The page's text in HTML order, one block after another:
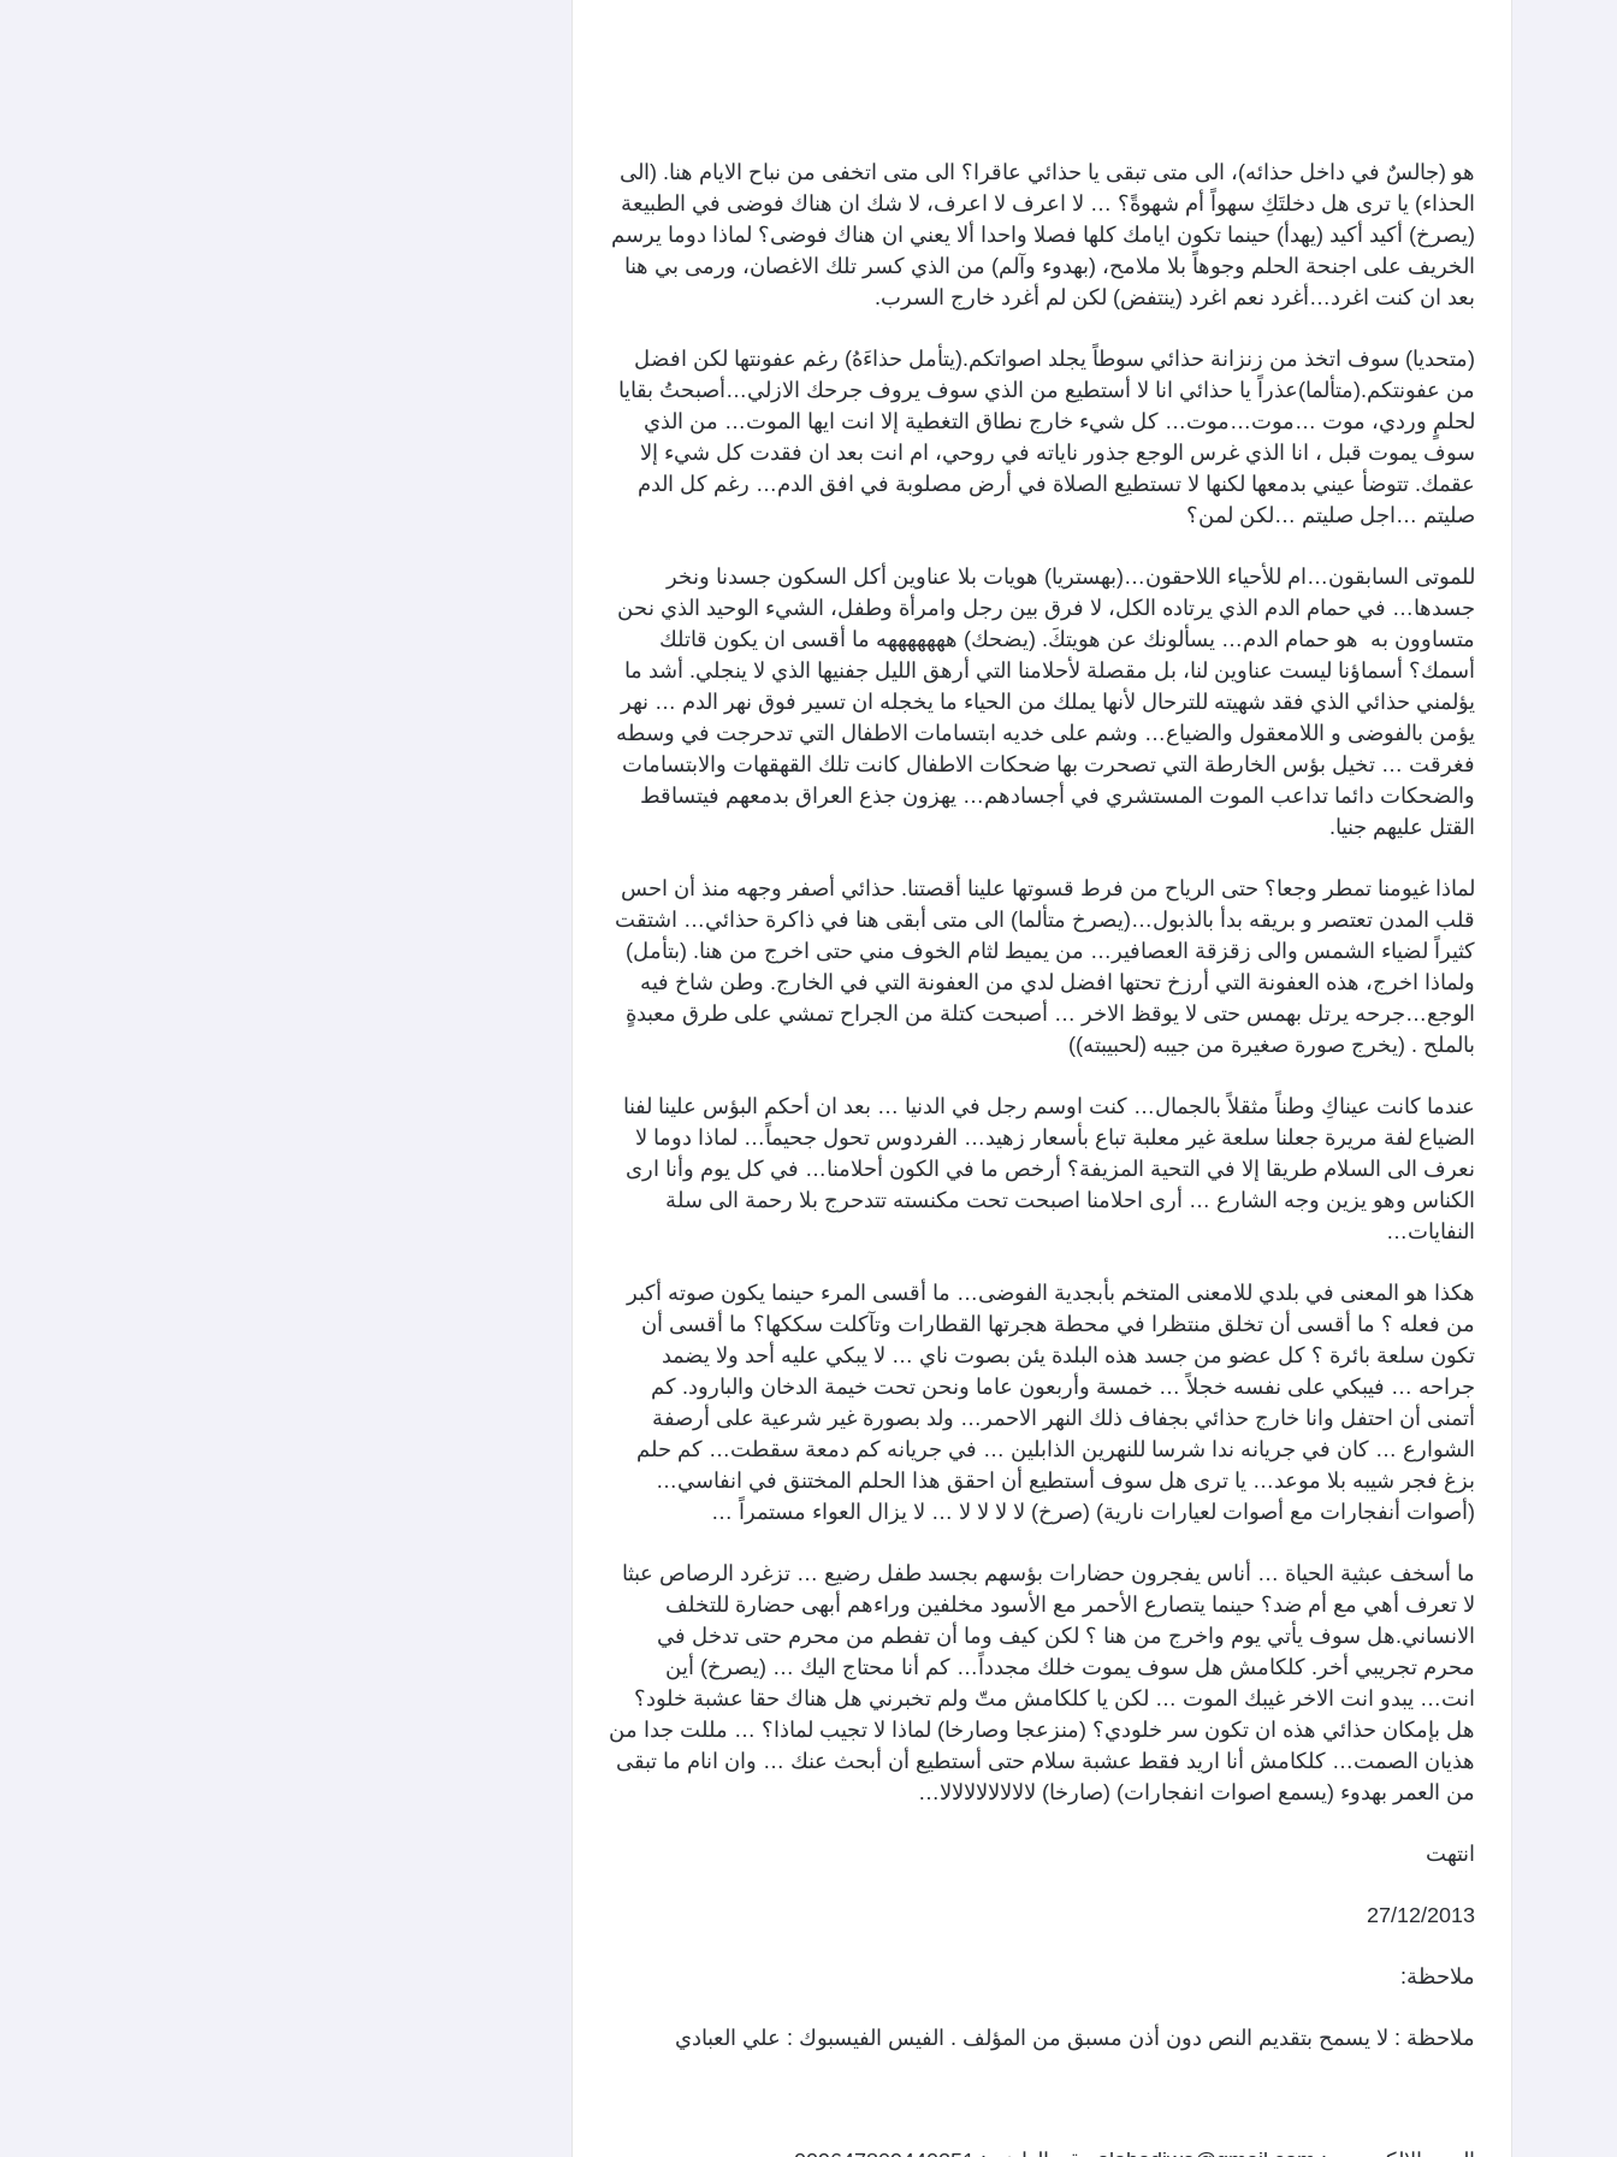
هو (جالسٌ في داخل حذائه)، الى متى تبقى يا حذائي عاقرا؟ الى متى اتخفى من نباح الايام هنا. (الى
الحذاء) يا ترى هل دخلتَكِ سهواً أم شهوةً؟ … لا اعرف لا اعرف، لا شك ان هناك فوضى في الطبيعة
(يصرخ) أكيد أكيد (يهدأ) حينما تكون ايامك كلها فصلا واحدا ألا يعني ان هناك فوضى؟ لماذا دوما يرسم
الخريف على اجنحة الحلم وجوهاً بلا ملامح، (بهدوء وآلم) من الذي كسر تلك الاغصان، ورمى بي هنا
بعد ان كنت اغرد…أغرد نعم اغرد (ينتفض) لكن لم أغرد خارج السرب.
(متحديا) سوف اتخذ من زنزانة حذائي سوطاً يجلد اصواتكم.(يتأمل حذاءَهُ) رغم عفونتها لكن افضل
من عفونتكم.(متألما)عذراً يا حذائي انا لا أستطيع من الذي سوف يروف جرحك الازلي…أصبحتُ بقايا
لحلمٍ وردي، موت …موت…موت… كل شيء خارج نطاق التغطية إلا انت ايها الموت… من الذي
سوف يموت قبل ، انا الذي غرس الوجع جذور ناياته في روحي، ام انت بعد ان فقدت كل شيء إلا
عقمك. تتوضأ عيني بدمعها لكنها لا تستطيع الصلاة في أرض مصلوبة في افق الدم… رغم كل الدم
صليتم …اجل صليتم …لكن لمن؟
للموتى السابقون…ام للأحياء اللاحقون…(بهستريا) هويات بلا عناوين أكل السكون جسدنا ونخر
جسدها… في حمام الدم الذي يرتاده الكل، لا فرق بين رجل وامرأة وطفل، الشيء الوحيد الذي نحن
متساوون به هو حمام الدم… يسألونك عن هويتكَ. (يضحك) هههههههه ما أقسى ان يكون قاتلك
أسمك؟ أسماؤنا ليست عناوين لنا، بل مقصلة لأحلامنا التي أرهق الليل جفنيها الذي لا ينجلي. أشد ما
يؤلمني حذائي الذي فقد شهيته للترحال لأنها يملك من الحياء ما يخجله ان تسير فوق نهر الدم … نهر
يؤمن بالفوضى و اللامعقول والضياع… وشم على خديه ابتسامات الاطفال التي تدحرجت في وسطه
فغرقت … تخيل بؤس الخارطة التي تصحرت بها ضحكات الاطفال كانت تلك القهقهات والابتسامات
والضحكات دائما تداعب الموت المستشري في أجسادهم… يهزون جذع العراق بدمعهم فيتساقط
القتل عليهم جنيا.
لماذا غيومنا تمطر وجعا؟ حتى الرياح من فرط قسوتها علينا أقصتنا. حذائي أصفر وجهه منذ أن احس
قلب المدن تعتصر و بريقه بدأ بالذبول…(يصرخ متألما) الى متى أبقى هنا في ذاكرة حذائي… اشتقت
كثيراً لضياء الشمس والى زقزقة العصافير… من يميط لثام الخوف مني حتى اخرج من هنا. (بتأمل)
ولماذا اخرج، هذه العفونة التي أرزخ تحتها افضل لدي من العفونة التي في الخارج. وطن شاخ فيه
الوجع…جرحه يرتل بهمس حتى لا يوقظ الاخر … أصبحت كتلة من الجراح تمشي على طرق معبدةٍ
بالملح . (يخرج صورة صغيرة من جيبه (لحبيبته))
عندما كانت عيناكِ وطناً مثقلاً بالجمال… كنت اوسم رجل في الدنيا … بعد ان أحكم البؤس علينا لفنا
الضياع لفة مريرة جعلنا سلعة غير معلبة تباع بأسعار زهيد… الفردوس تحول جحيماً… لماذا دوما لا
نعرف الى السلام طريقا إلا في التحية المزيفة؟ أرخص ما في الكون أحلامنا… في كل يوم وأنا ارى
الكناس وهو يزين وجه الشارع … أرى احلامنا اصبحت تحت مكنسته تتدحرج بلا رحمة الى سلة
النفايات…
هكذا هو المعنى في بلدي للامعنى المتخم بأبجدية الفوضى… ما أقسى المرء حينما يكون صوته أكبر
من فعله ؟ ما أقسى أن تخلق منتظرا في محطة هجرتها القطارات وتآكلت سككها؟ ما أقسى أن
تكون سلعة بائرة ؟ كل عضو من جسد هذه البلدة يئن بصوت ناي … لا يبكي عليه أحد ولا يضمد
جراحه … فيبكي على نفسه خجلاً … خمسة وأربعون عاما ونحن تحت خيمة الدخان والبارود. كم
أتمنى أن احتفل وانا خارج حذائي بجفاف ذلك النهر الاحمر… ولد بصورة غير شرعية على أرصفة
الشوارع … كان في جريانه ندا شرسا للنهرين الذابلين … في جريانه كم دمعة سقطت… كم حلم
بزغ فجر شيبه بلا موعد… يا ترى هل سوف أستطيع أن احقق هذا الحلم المختنق في انفاسي…
(أصوات أنفجارات مع أصوات لعيارات نارية) (صرخ) لا لا لا لا … لا يزال العواء مستمراً …
ما أسخف عبثية الحياة … أناس يفجرون حضارات بؤسهم بجسد طفل رضيع … تزغرد الرصاص عبثا
لا تعرف أهي مع أم ضد؟ حينما يتصارع الأحمر مع الأسود مخلفين وراءهم أبهى حضارة للتخلف
الانساني.هل سوف يأتي يوم واخرج من هنا ؟ لكن كيف وما أن تفطم من محرم حتى تدخل في
محرم تجريبي أخر. كلكامش هل سوف يموت خلك مجدداً… كم أنا محتاج اليك … (يصرخ) أين
انت… يبدو انت الاخر غيبك الموت … لكن يا كلكامش متّ ولم تخبرني هل هناك حقا عشبة خلود؟
هل بإمكان حذائي هذه ان تكون سر خلودي؟ (منزعجا وصارخا) لماذا لا تجيب لماذا؟ … مللت جدا من
هذيان الصمت… كلكامش أنا اريد فقط عشبة سلام حتى أستطيع أن أبحث عنك … وان انام ما تبقى
من العمر بهدوء (يسمع اصوات انفجارات) (صارخا) لالالالالالالالا…
انتهت
27/12/2013
ملاحظة:
ملاحظة : لا يسمح بتقديم النص دون أذن مسبق من المؤلف . الفيس الفيسبوك : علي العبادي